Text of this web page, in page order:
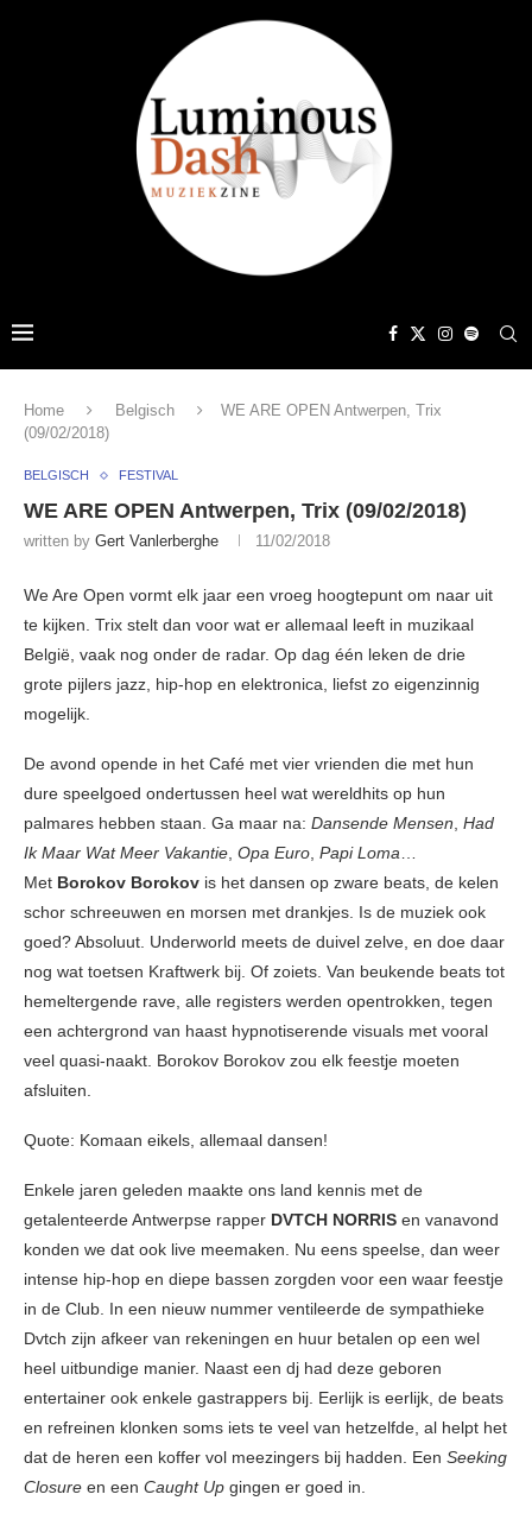
Home Belgisch
WE ARE OPEN Antwerpen, Trix
(09/02/2018)
BELGISCH FESTIVAL
WE ARE OPEN Antwerpen, Trix (09/02/2018)
written by Gert Vanlerberghe 11/02/2018
We Are Open vormt elk jaar een vroeg hoogtepunt om naar uit
te kijken. Trix stelt dan voor wat er allemaal leeft in muzikaal
België, vaak nog onder de radar. Op dag één leken de drie
grote pijlers jazz, hip-hop en elektronica, liefst zo eigenzinnig
mogelijk.
De avond opende in het Café met vier vrienden die met hun
dure speelgoed ondertussen heel wat wereldhits op hun
palmares hebben staan. Ga maar na: Dansende Mensen, Had
Ik Maar Wat Meer Vakantie, Opa Euro, Papi Loma…
Met Borokov Borokov is het dansen op zware beats, de kelen
schor schreeuwen en morsen met drankjes. Is de muziek ook
goed? Absoluut. Underworld meets de duivel zelve, en doe daar
nog wat toetsen Kraftwerk bij. Of zoiets. Van beukende beats tot
hemeltergende rave, alle registers werden opentrokken, tegen
een achtergrond van haast hypnotiserende visuals met vooral
veel quasi-naakt. Borokov Borokov zou elk feestje moeten
afsluiten.
Quote: Komaan eikels, allemaal dansen!
Enkele jaren geleden maakte ons land kennis met de
getalenteerde Antwerpse rapper DVTCH NORRIS en vanavond
konden we dat ook live meemaken. Nu eens speelse, dan weer
intense hip-hop en diepe bassen zorgden voor een waar feestje
in de Club. In een nieuw nummer ventileerde de sympathieke
Dvtch zijn afkeer van rekeningen en huur betalen op een wel
heel uitbundige manier. Naast een dj had deze geboren
entertainer ook enkele gastrappers bij. Eerlijk is eerlijk, de beats
en refreinen klonken soms iets te veel van hetzelfde, al helpt het
dat de heren een koffer vol meezingers bij hadden. Een Seeking
Closure en een Caught Up gingen er goed in.